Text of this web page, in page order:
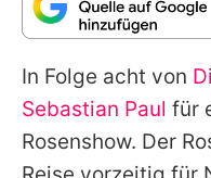
Alle
In Folge acht von
Sebastian Paul für
Rosenshow. Der